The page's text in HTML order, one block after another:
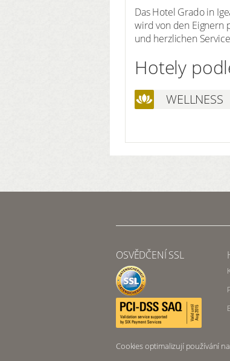
Das Hotel Grado in
wird von den Eignern
und herzlichen
Hotely
WELLNESS
OSVĚDČENÍ SSL
Cookies optimalizují používání